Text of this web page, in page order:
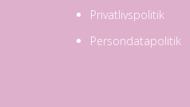
Privatlivspolitik
Persondatapolitik